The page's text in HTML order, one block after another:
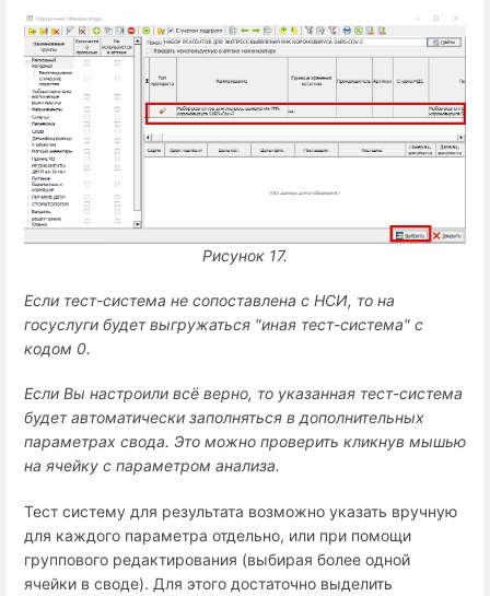
Рисунок 17.
Если тест-система не сопоставлена с НСИ, то на
госуслуги будет выгружаться "иная тест-система" с
кодом 0.
Если Вы настроили всё верно, то указанная тест-система
будет автоматически заполняться в дополнительных
параметрах свода. Это можно проверить кликнув мышью
на ячейку с параметром анализа.
Тест систему для результата возможно указать вручную
для каждого параметра отдельно, или при помощи
группового редактирования (выбирая более одной
ячейки в своде). Для этого достаточно выделить